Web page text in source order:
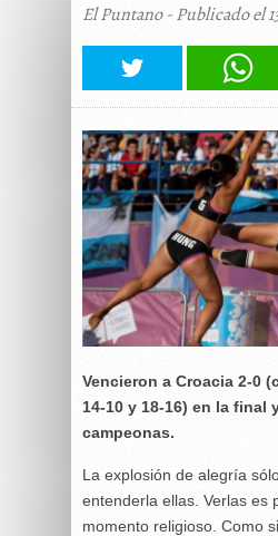
El Puntano - Publicado el
Vencieron a Croacia 2-0
14-10 y 18-16) en la final
campeonas.
La explosión de alegría
entenderla ellas. Verlas es
momento religioso. Como